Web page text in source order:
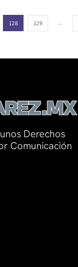
128 129 ...
Derechos
Comunicación